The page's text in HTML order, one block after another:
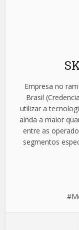
Empresa no
Brasil
utilizar a
ainda a maior
entre as
segmentos